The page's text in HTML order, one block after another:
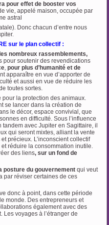
pour effet de booster vos
vie, appelé maison, occupée par
astral
Donc chacun d’entre nous
sur le plan collectif :
nombreux rassemblements,
pour soutenir des revendications
,pour plus d’humanité et de
apparaître en vue d’apporter de
et aussi en vue de réduire les
toutes sortes.
pour la protection des animaux.
se lancer dans la création de
le décor, espace convivial, que
en difficulté. Sous l’influence
avec Jupiter en Sagittaire, il
qui seront mixtes, alliant la vente
précieux. L’inconscient collectif
réduire la consommation inutile.
des liens, sur un fond de
posture du gouvernement qui veut
par réviser certaines de ces
donc à point, dans cette période
monde. Des entrepreneurs et
également avec des
Les voyages à l’étranger de